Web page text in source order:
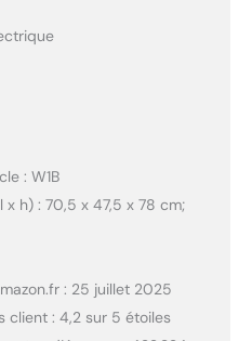
: W1B
h) : 70,5 x 47,5 x 78 cm;
: 25 juillet 2025
client : 4,2 sur 5 étoiles